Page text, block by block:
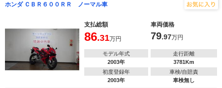
ホンダ ＣＢＲ６００ＲＲ ノーマル車
支払総額 車両価格
86.31万円 79.97万円
モデル年式
2003年
走行距離
3781Km
初度登録年
2003年
車検/自賠責
車検無し